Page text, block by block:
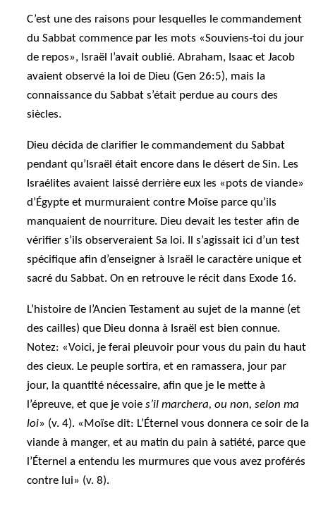
C’est une des raisons pour lesquelles le commandement
du Sabbat commence par les mots «Souviens-toi du jour
de repos», Israël l’avait oublié. Abraham, Isaac et Jacob
avaient observé la loi de Dieu (Gen 26:5), mais la
connaissance du Sabbat s’était perdue au cours des
siècles.
Dieu décida de clarifier le commandement du Sabbat
pendant qu’Israël était encore dans le désert de Sin. Les
Israélites avaient laissé derrière eux les «pots de viande»
d’Égypte et murmuraient contre Moïse parce qu’ils
manquaient de nourriture. Dieu devait les tester afin de
vérifier s’ils observeraient Sa loi. Il s’agissait ici d’un test
spécifique afin d’enseigner à Israël le caractère unique et
sacré du Sabbat. On en retrouve le récit dans Exode 16.
L’histoire de l’Ancien Testament au sujet de la manne (et
des cailles) que Dieu donna à Israël est bien connue.
Notez: «Voici, je ferai pleuvoir pour vous du pain du haut
des cieux. Le peuple sortira, et en ramassera, jour par
jour, la quantité nécessaire, afin que je le mette à
l’épreuve, et que je voies’il marchera, ou non, selon ma
loi» (v. 4). «Moïse dit: L’Éternel vous donnera ce soir de la
viande à manger, et au matin du pain à satiété, parce que
l’Éternel a entendu les murmures que vous avez proférés
contre lui» (v. 8).